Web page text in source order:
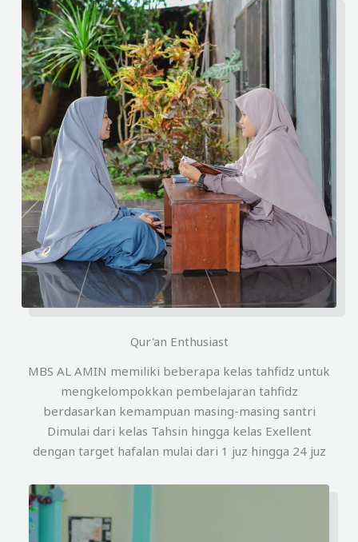
Qur'an Enthusiast
MBS AL AMIN memiliki beberapa kelas tahfidz untuk
mengkelompokkan pembelajaran tahfidz
berdasarkan kemampuan masing-masing santri
Dimulai dari kelas Tahsin hingga kelas Exellent
dengan target hafalan mulai dari 1 juz hingga 24 juz